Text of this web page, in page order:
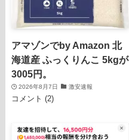
アマゾンでby Amazon 北
海道産 ふっくりんこ 5kgが
3005円。
2026年8月7日 激安速報
コメント (2)